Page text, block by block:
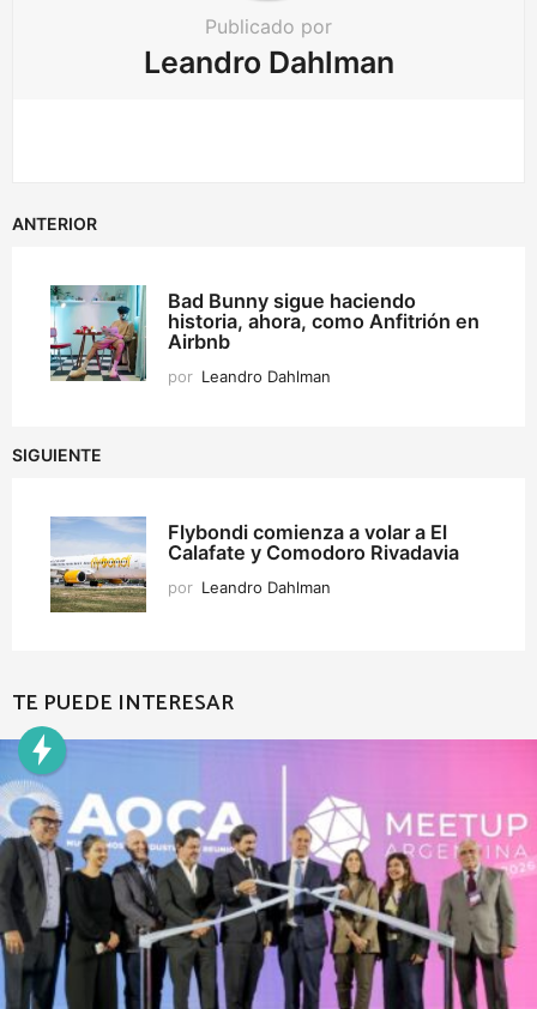
Publicado por
Leandro Dahlman
ANTERIOR
Bad Bunny sigue haciendo
historia, ahora, como Anfitrión en
Airbnb
por Leandro Dahlman
SIGUIENTE
Flybondi comienza a volar a El
Calafate y Comodoro Rivadavia
por Leandro Dahlman
TE PUEDE INTERESAR